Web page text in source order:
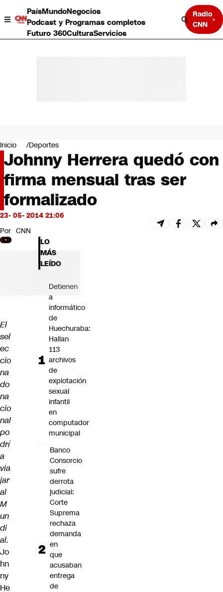
PaísMundoNegocios
Podcast y Programas completos
Futuro 360CulturaServicios
Radio
CNN
Negocios
Deportes
Programas completos
Cultura
Servicios
Bits
CNN tiempo
Futuro 360
Opinión
Inicio Deportes
Johnny Herrera quedó con
firma mensual tras ser
formalizado
23- 05- 2014 21:06
Por CNN
El
sel
ec
cio
na
do
na
cio
nal
po
drí
a
via
jar
al
M
un
di
al.
Jo
hn
ny
He
LO
MÁS
LEÍDO
Detienen
a
informático
de
Huechuraba:
Hallan
113
archivos
de
explotación
sexual
infantil
en
computador
municipal
Banco
Consorcio
sufre
derrota
judicial:
Corte
Suprema
rechaza
demanda
en
que
acusaban
entrega
de